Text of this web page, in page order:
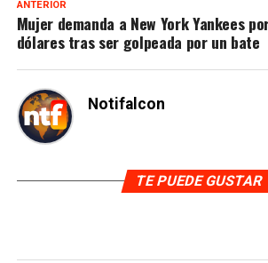
ANTERIOR
Mujer demanda a New York Yankees
dólares tras ser golpeada por un bate
Notifalcon
TE PUEDE GUSTAR